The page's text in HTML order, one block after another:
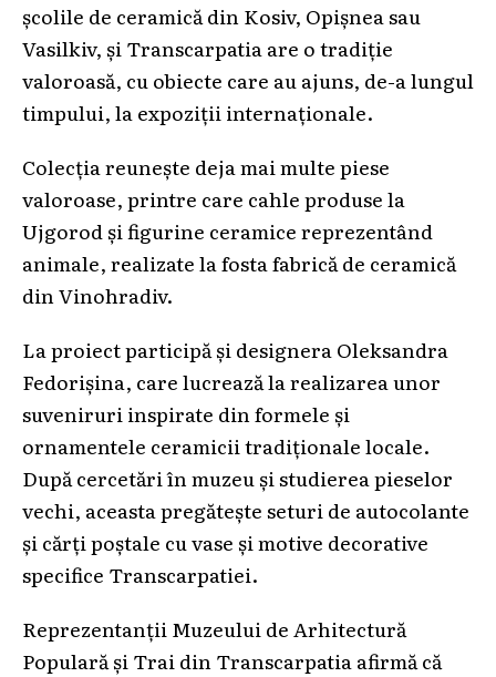
școlile de ceramică din Kosiv, Opișnea sau
Vasilkiv, și Transcarpatia are o tradiție
valoroasă, cu obiecte care au ajuns, de-a lungul
timpului, la expoziții internaționale.
Colecția reunește deja mai multe piese
valoroase, printre care cahle produse la
Ujgorod și figurine ceramice reprezentând
animale, realizate la fosta fabrică de ceramică
din Vinohradiv.
La proiect participă și designera Oleksandra
Fedorișina, care lucrează la realizarea unor
suveniruri inspirate din formele și
ornamentele ceramicii tradiționale locale.
După cercetări în muzeu și studierea pieselor
vechi, aceasta pregătește seturi de autocolante
și cărți poștale cu vase și motive decorative
specifice Transcarpatiei.
Reprezentanții Muzeului de Arhitectură
Populară și Trai din Transcarpatia afirmă că